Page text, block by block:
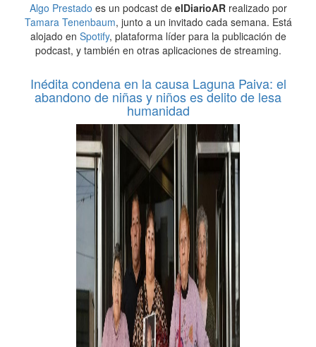
Algo Prestado es un podcast de elDiarioARrealizado por
Tamara Tenenbaum, junto a un invitado cada semana. Está
alojado en Spotify, plataforma líder para la publicación de
podcast, y también en otras aplicaciones de streaming.
Inédita condena en la causa Laguna Paiva: el
abandono de niñas y niños es delito de lesa
humanidad